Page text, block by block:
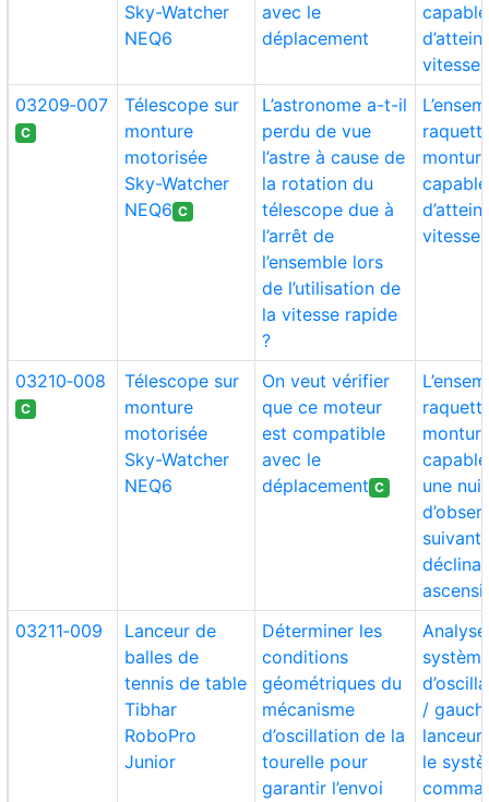
Sky-Watcher
NEQ6
avec le
déplacement
capable
vitesse
03209‑007
C
Télescope sur
monture
motorisée
Sky-Watcher
NEQ6 C
L’astronome a-t-il
perdu de vue
l’astre à cause de
la rotation du
télescope due à
l’arrêt de
l’ensemble lors
de l’utilisation de
la vitesse rapide
?
capable
vitesse
03210‑008
C
Télescope sur
monture
motorisée
Sky-Watcher
NEQ6
On veut vérifier
que ce moteur
est compatible
avec le
déplacement C
une nuit
suivant
03211‑009
Lanceur de
balles de
tennis de table
Tibhar
RoboPro
Junior
Déterminer les
conditions
géométriques du
mécanisme
d’oscillation de la
tourelle pour
garantir l’envoi
/
le